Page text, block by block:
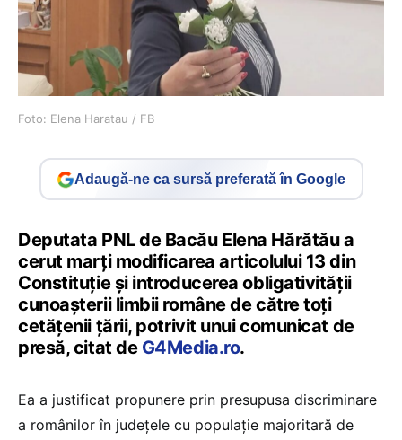
Foto: Elena Haratau / FB
Adaugă-ne ca sursă preferată în Google
Deputata PNL de Bacău Elena Hărătău a
cerut marți modificarea articolului 13 din
Constituție și introducerea obligativităţii
cunoaşterii limbii române de către toţi
cetăţenii ţării, potrivit unui comunicat de
presă, citat de G4Media.ro.
Ea a justificat propunere prin presupusa discriminare
a românilor în județele cu populație majoritară de